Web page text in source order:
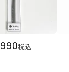
990税込